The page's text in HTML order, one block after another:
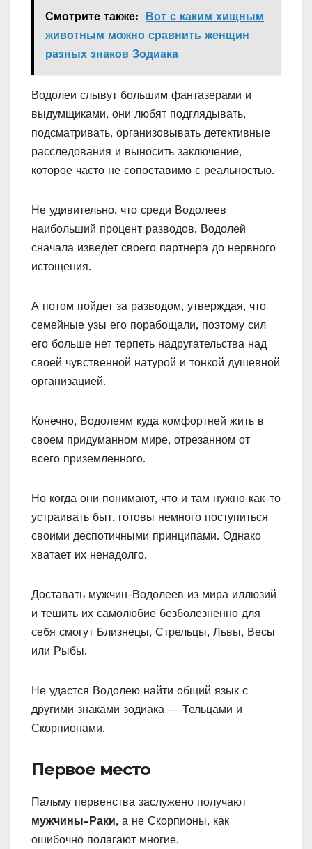
Смотрите также:
Вот с каким хищным
животным можно сравнить женщин
разных знаков Зодиака
Водолеи слывут большим фантазерами и
выдумщиками, они любят подглядывать,
подсматривать, организовывать детективные
расследования и выносить заключение,
которое часто не сопоставимо с реальностью.
Не удивительно, что среди Водолеев
наибольший процент разводов. Водолей
сначала изведет своего партнера до нервного
истощения.
А потом пойдет за разводом, утверждая, что
семейные узы его порабощали, поэтому сил
его больше нет терпеть надругательства над
своей чувственной натурой и тонкой душевной
организацией.
Конечно, Водолеям куда комфортней жить в
своем придуманном мире, отрезанном от
всего приземленного.
Но когда они понимают, что и там нужно как-то
устраивать быт, готовы немного поступиться
своими деспотичными принципами. Однако
хватает их ненадолго.
Доставать мужчин-Водолеев из мира иллюзий
и тешить их самолюбие безболезненно для
себя смогут Близнецы, Стрельцы, Львы, Весы
или Рыбы.
Не удастся Водолею найти общий язык с
другими знаками зодиака — Тельцами и
Скорпионами.
Первое место
Пальму первенства заслужено получают
мужчины-Раки, а не Скорпионы, как
ошибочно полагают многие.